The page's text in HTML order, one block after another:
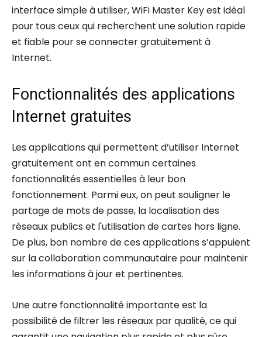
interface simple à utiliser, WiFi Master Key est idéal
pour tous ceux qui recherchent une solution rapide
et fiable pour se connecter gratuitement à
Internet.
Fonctionnalités des applications
Internet gratuites
Les applications qui permettent d’utiliser Internet
gratuitement ont en commun certaines
fonctionnalités essentielles à leur bon
fonctionnement. Parmi eux, on peut souligner le
partage de mots de passe, la localisation des
réseaux publics et l'utilisation de cartes hors ligne.
De plus, bon nombre de ces applications s’appuient
sur la collaboration communautaire pour maintenir
les informations à jour et pertinentes.
Une autre fonctionnalité importante est la
possibilité de filtrer les réseaux par qualité, ce qui